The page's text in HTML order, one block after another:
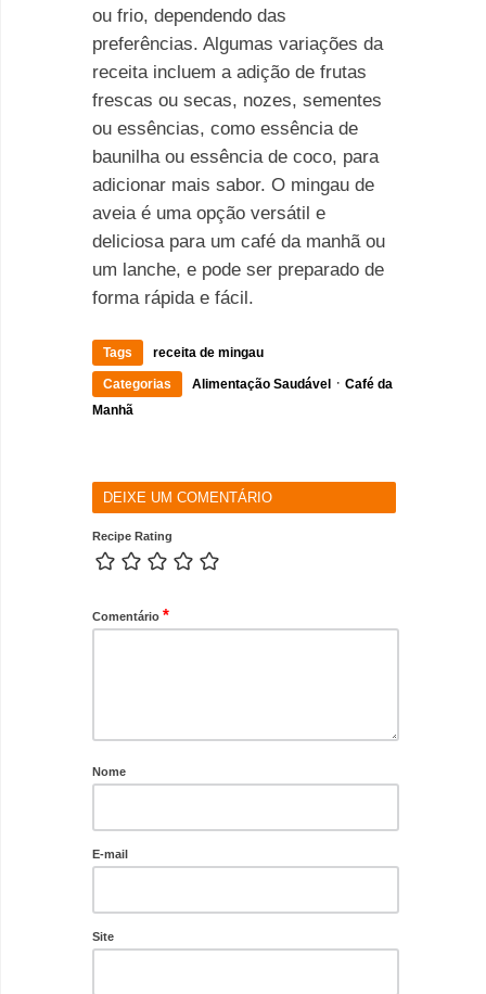
ou frio, dependendo das
preferências. Algumas variações da
receita incluem a adição de frutas
frescas ou secas, nozes, sementes
ou essências, como essência de
baunilha ou essência de coco, para
adicionar mais sabor. O mingau de
aveia é uma opção versátil e
deliciosa para um café da manhã ou
um lanche, e pode ser preparado de
forma rápida e fácil.
Tags receita de mingau
Categorias Alimentação Saudável · Café da
Manhã
DEIXE UM COMENTÁRIO
Recipe Rating
Comentário *
Nome
E-mail
Site